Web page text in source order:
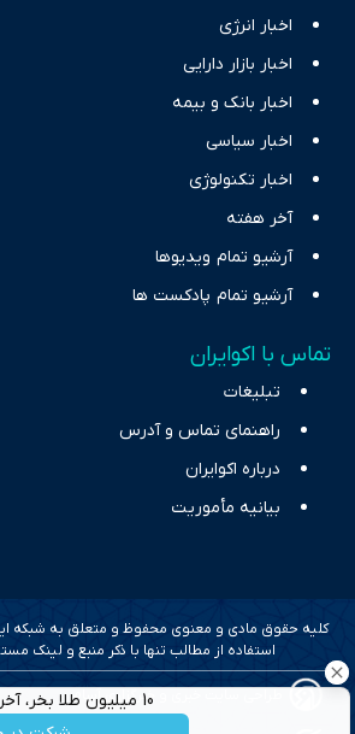
10 میلیون طلا بخر، آخر ماه 2 برابرشو ببر🔥
اخبار انرژی
اخبار بازار دارایی
اخبار بانک و بیمه
اخبار سیاسی
اخبار تکنولوژی
آخر هفته
آرشیو تمام ویدیوها
آرشیو تمام پادکست ها
تماس با اکوایران
تبلیغات
راهنمای تماس و آدرس
درباره اکوایران
بیانیه مأموریت
کلیه حقوق مادی و معنوی محفوظ و متعلق به شبکه
استفاده از مطالب تنها با ذکر منبع و لینک
طراحی سایت خبری و خبرگزاری آسام